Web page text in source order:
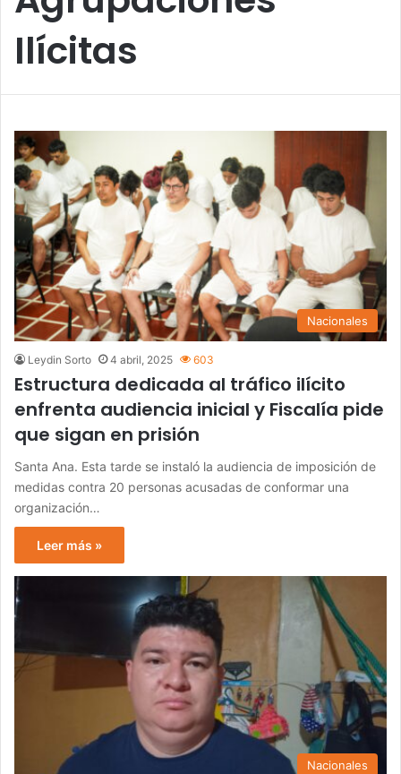
Ilícitas
Nacionales
Leydin Sorto 4 abril, 2025 603
Estructura dedicada al tráfico ilícito
enfrenta audiencia inicial y Fiscalía pide
que sigan en prisión
Santa Ana. Esta tarde se instaló la audiencia de imposición de
medidas contra 20 personas acusadas de conformar una
organización…
Leer más »
Nacionales